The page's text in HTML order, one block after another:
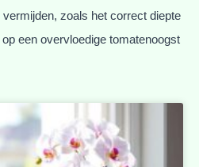
zoals het correct diepte
een overvloedige tomatenoogst